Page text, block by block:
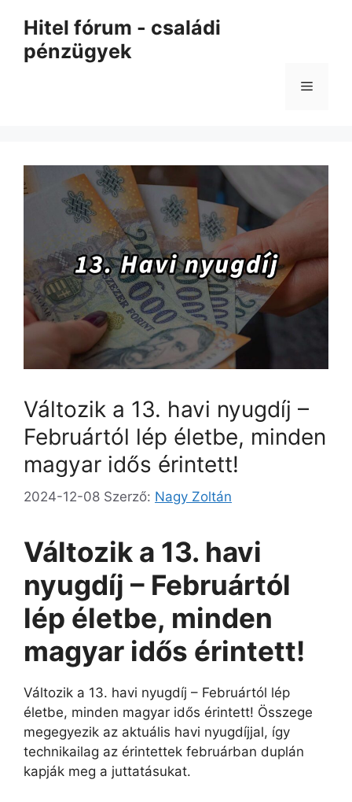
tartalomba
Hitel fórum - családi
pénzügyek
Menü
Változik a 13. havi nyugdíj –
Februártól lép életbe, minden
magyar idős érintett!
2024-12-08 Szerző: Nagy Zoltán
Változik a 13. havi
nyugdíj – Februártól
lép életbe, minden
magyar idős érintett!
Változik a 13. havi nyugdíj – Februártól lép
életbe, minden magyar idős érintett! Összege
megegyezik az aktuális havi nyugdíjjal, így
technikailag az érintettek februárban duplán
kapják meg a juttatásukat.